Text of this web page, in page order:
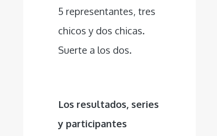
5 representantes, tres
chicos y dos chicas.
Suerte a los dos.
Los resultados, series
y participantes